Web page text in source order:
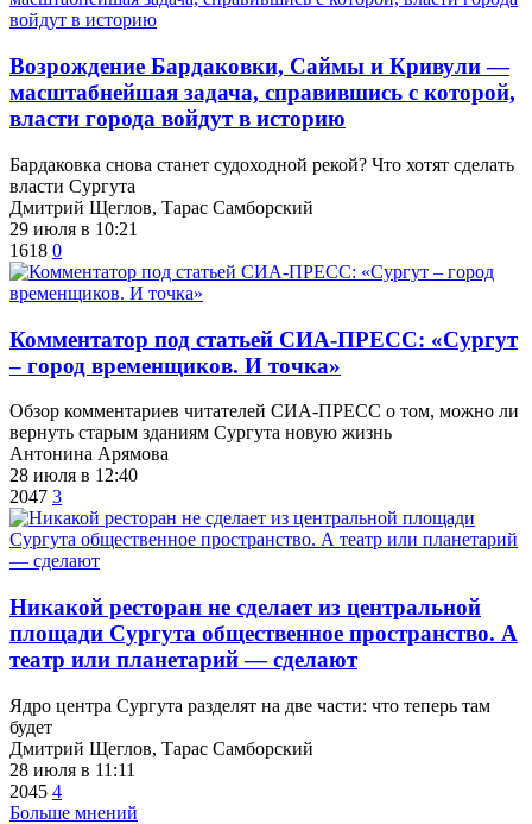
Возрождение Бардаковки, Саймы и Кривули —
масштабнейшая задача, справившись с которой,
власти города войдут в историю
​Бардаковка снова станет судоходной рекой? Что хотят сделать
власти Сургута
Дмитрий Щеглов, Тарас Самборский
29 июля в 10:21
1618 0
​Комментатор под статьей СИА-ПРЕСС: «Сургут
– город временщиков. И точка»
Обзор комментариев читателей СИА-ПРЕСС о том, можно ли
вернуть старым зданиям Сургута новую жизнь
Антонина Арямова
28 июля в 12:40
2047 3
​Никакой ресторан не сделает из центральной
площади Сургута общественное пространство. А
театр или планетарий — сделают
Ядро центра Сургута разделят на две части: что теперь там
будет
Дмитрий Щеглов, Тарас Самборский
28 июля в 11:11
2045 4
Больше мнений